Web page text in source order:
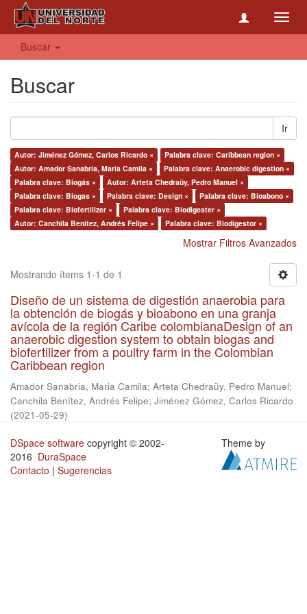
Buscar
Buscar
Ir
Autor: Jiménez Gómez, Carlos Ricardo ×
Palabra clave: Caribbean region ×
Autor: Amador Sanabria, Maria Camila ×
Palabra clave: Anaerobic digestion ×
Palabra clave: Biogás ×
Autor: Arteta Chedraüy, Pedro Manuel ×
Palabra clave: Biogas ×
Palabra clave: Design ×
Palabra clave: Bioabono ×
Palabra clave: Biofertilizer ×
Palabra clave: Biodigester ×
Autor: Canchila Benítez, Andrés Felipe ×
Palabra clave: Biodigestor ×
Mostrar Filtros Avanzados
Mostrando ítems 1-1 de 1
Diseño de un sistema de digestión anaerobia para
la obtención de biogás y bioabono en una granja
avícola de la región Caribe colombianaDesign of an
anaerobic digestion system to obtain biogas and
biofertilizer from a poultry farm in the Colombian
Caribbean region
Amador Sanabria, Maria Camila; Arteta Chedraüy, Pedro Manuel;
Canchila Benítez, Andrés Felipe; Jiménez Gómez, Carlos Ricardo
(2021-05-29)
DSpace software copyright © 2002-
2016 DuraSpace
Contacto | Sugerencias
Theme by